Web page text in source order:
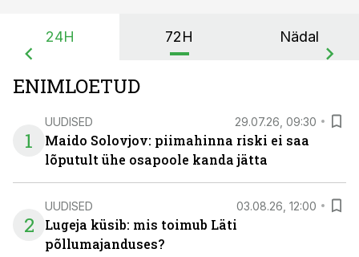
24H 72H Nädal
ENIMLOETUD
1
UUDISED 29.07.26, 09:30
Maido Solovjov: piimahinna riski ei saa
lõputult ühe osapoole kanda jätta
2
UUDISED 03.08.26, 12:00
Lugeja küsib: mis toimub Läti
põllumajanduses?